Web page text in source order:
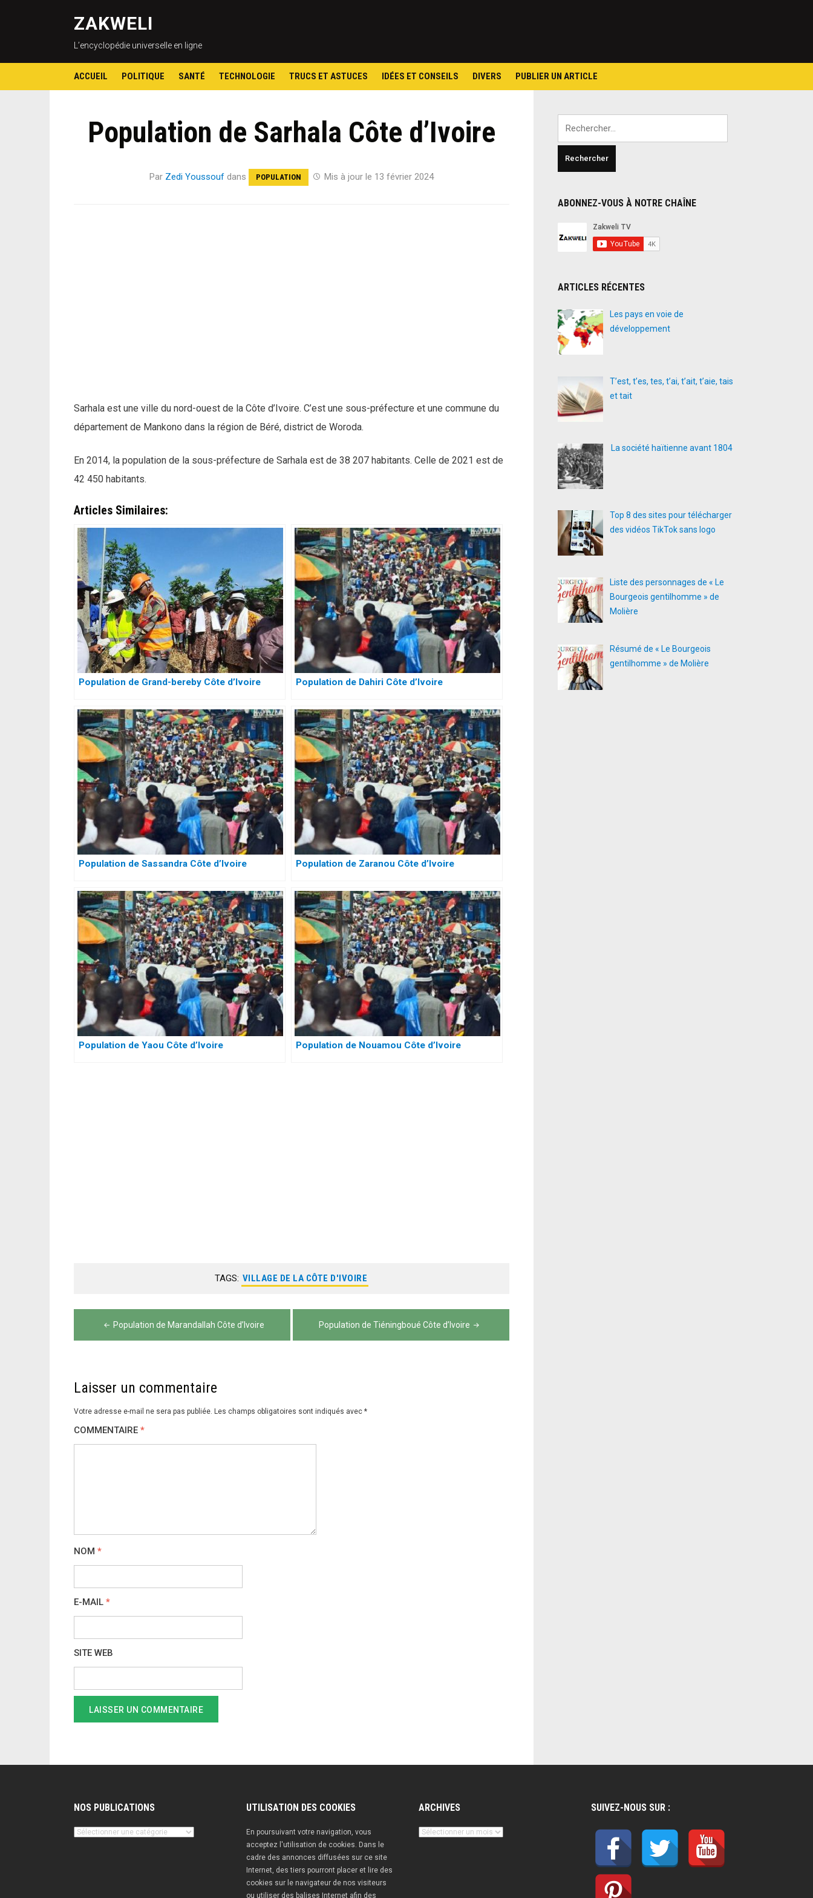
ZAKWELI
L’encyclopédie universelle en ligne
ACCUEIL POLITIQUE SANTÉ TECHNOLOGIE TRUCS ET ASTUCES IDÉES ET CONSEILS DIVERS PUBLIER UN ARTICLE
Population de Sarhala Côte d’Ivoire
Par Zedi Youssouf dans POPULATION Mis à jour le 13 février 2024
Sarhala est une ville du nord-ouest de la Côte d’Ivoire. C’est une sous-préfecture et une commune du
département de Mankono dans la région de Béré, district de Woroda.
En 2014, la population de la sous-préfecture de Sarhala est de 38 207 habitants. Celle de 2021 est de
42 450 habitants.
Articles Similaires:
Population de Grand-bereby Côte d’Ivoire Population de Dahiri Côte d’Ivoire
Population de Sassandra Côte d’Ivoire Population de Zaranou Côte d’Ivoire
Population de Yaou Côte d’Ivoire Population de Nouamou Côte d’Ivoire
TAGS: VILLAGE DE LA CÔTE D'IVOIRE
Navigation
de
Population de Marandallah Côte d’Ivoire Population de Tiéningboué Côte d’Ivoire
Laisser un commentaire
Votre adresse e-mail ne sera pas publiée. Les champs obligatoires sont indiqués avec *
COMMENTAIRE *
NOM *
E-MAIL *
SITE WEB
ABONNEZ-VOUS À NOTRE CHAÎNE
ARTICLES RÉCENTES
Les pays en voie de
développement
T’est, t’es, tes, t’ai, t’ait, t’aie, tais
et tait
La société haïtienne avant 1804
Top 8 des sites pour télécharger
des vidéos TikTok sans logo
Liste des personnages de « Le
Bourgeois gentilhomme » de
Molière
Résumé de « Le Bourgeois
gentilhomme » de Molière
NOS PUBLICATIONS
Nos
UTILISATION DES COOKIES
En poursuivant votre navigation, vous
acceptez l'utilisation de cookies. Dans le
cadre des annonces diffusées sur ce site
Internet, des tiers pourront placer et lire des
cookies sur le navigateur de nos visiteurs
ou utiliser des balises Internet afin des
ARCHIVES
Archives
SUIVEZ-NOUS SUR :